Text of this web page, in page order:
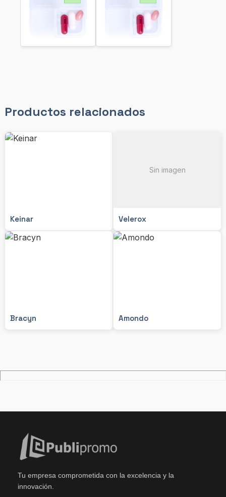
Productos relacionados
Keinar
Sin imagen
Velerox
Bracyn Amondo
Tu empresa comprometida con la excelencia y la
innovación.